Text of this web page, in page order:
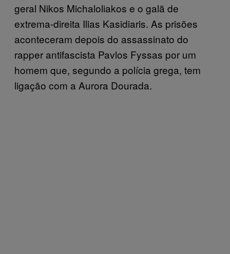
geral Nikos Michaloliakos e o galã de
extrema-direita Ilias Kasidiaris. As prisões
aconteceram depois do assassinato do
rapper antifascista Pavlos Fyssas por um
homem que, segundo a polícia grega, tem
ligação com a Aurora Dourada.